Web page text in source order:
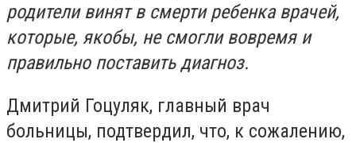
родители винят в смерти ребенка врачей,
которые, якобы, не смогли вовремя и
правильно поставить диагноз.
Дмитрий Гоцуляк, главный врач
больницы, подтвердил, что, к сожалению,